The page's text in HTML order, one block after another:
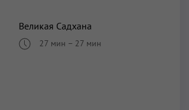
Великая Садхана
27 мин – 27 мин